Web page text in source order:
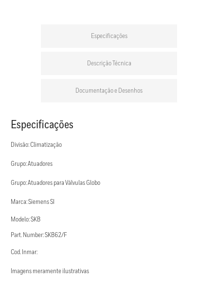
Especificações
Descrição Técnica
Documentação e Desenhos
Especificações
Divisão: Climatização
Grupo: Atuadores
Grupo: Atuadores para Válvulas Globo
Marca: Siemens SI
Modelo: SKB
Part. Number: SKB62/F
Cod. Inmar:
Imagens meramente ilustrativas